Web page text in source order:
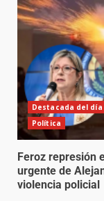
Destacada del día
Política
Feroz represión
urgente de
violencia policial